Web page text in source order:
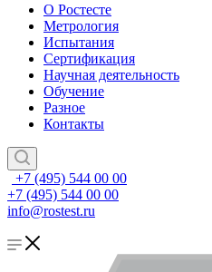
О Ростесте
Метрология
Испытания
Сертификация
Научная деятельность
Обучение
Разное
Контакты
+7 (495) 544 00 00
+7 (495) 544 00 00
info@rostest.ru